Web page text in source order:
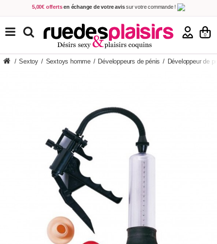
5,00€ offerts en échange de votre avissur votre commande !
Achetez aujourd'hui. Décidez quand payer !
Livraison en 48h
au prix de 2,90 € ! (Offerte dès 69,00€ d'achat)
0
TOUS NOS PRODUITS
/ Sextoy / Sextoys homme / Développeurs de pénis / Développeur de